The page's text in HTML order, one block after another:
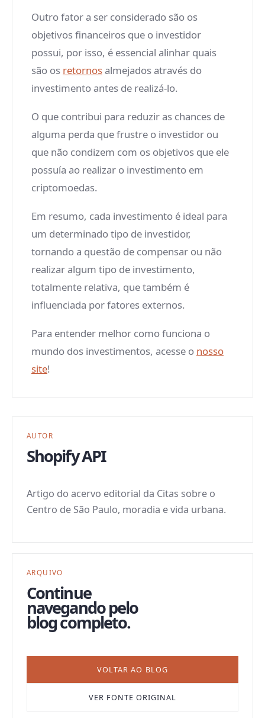
Outro fator a ser considerado são os
objetivos financeiros que o investidor
possui, por isso, é essencial alinhar quais
são os retornosalmejados através do
investimento antes de realizá-lo.
O que contribui para reduzir as chances de
alguma perda que frustre o investidor ou
que não condizem com os objetivos que ele
possuía ao realizar o investimento em
criptomoedas.
Em resumo, cada investimento é ideal para
um determinado tipo de investidor,
tornando a questão de compensar ou não
realizar algum tipo de investimento,
totalmente relativa, que também é
influenciada por fatores externos.
Para entender melhor como funciona o
mundo dos investimentos, acesse o nosso
site!
AUTOR
Shopify API
Artigo do acervo editorial da Citas sobre o
Centro de São Paulo, moradia e vida urbana.
ARQUIVO
Continue
navegando pelo
blog completo.
VOLTAR AO BLOG
VER FONTE ORIGINAL